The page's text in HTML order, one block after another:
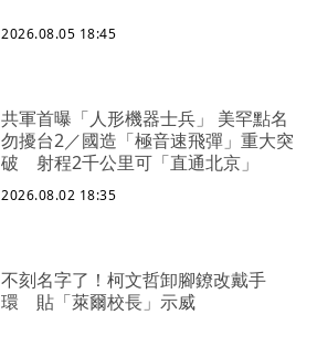
2026.08.05 18:45
共軍首曝「人形機器士兵」 美罕點名
勿擾台2／國造「極音速飛彈」重大突
破 射程2千公里可「直通北京」
2026.08.02 18:35
不刻名字了！柯文哲卸腳鐐改戴手
環 貼「萊爾校長」示威